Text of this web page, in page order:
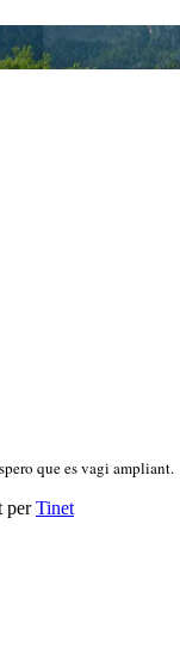
que es vagi ampliant.
perTinet